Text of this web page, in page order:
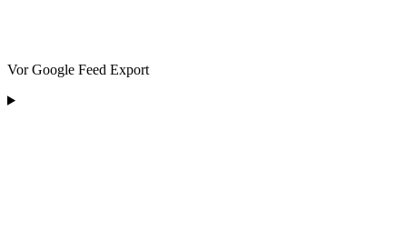
Vor Google Feed Export